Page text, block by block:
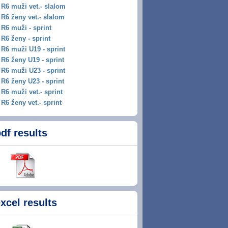
R6 muži vet.- slalom
R6 ženy vet.- slalom
R6 muži - sprint
R6 ženy - sprint
R6 muži U19 - sprint
R6 ženy U19 - sprint
R6 muži U23 - sprint
R6 ženy U23 - sprint
R6 muži vet.- sprint
R6 ženy vet.- sprint
results
results